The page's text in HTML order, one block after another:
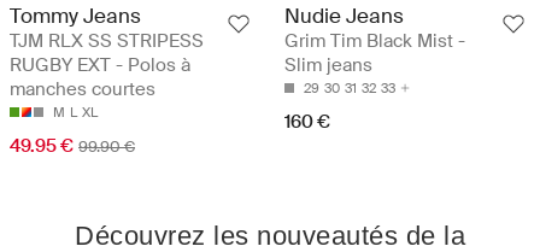
Tommy Jeans
TJM RLX SS STRIPESS
RUGBY EXT - Polos à
manches courtes
M L XL
49.95 € 99.90 €
Nudie Jeans
Grim Tim Black Mist -
Slim jeans
29 30 31 32 33
160 €
Découvrez les nouveautés de la